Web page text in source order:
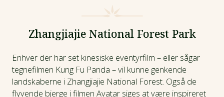
Zhangjiajie National Forest Park
Enhver der har set kinesiske eventyrfilm – eller sågar
tegnefilmen Kung Fu Panda – vil kunne genkende
landskaberne i Zhangjiajie National Forest. Også de
flyvende bjerge i filmen Avatar siges at være inspireret